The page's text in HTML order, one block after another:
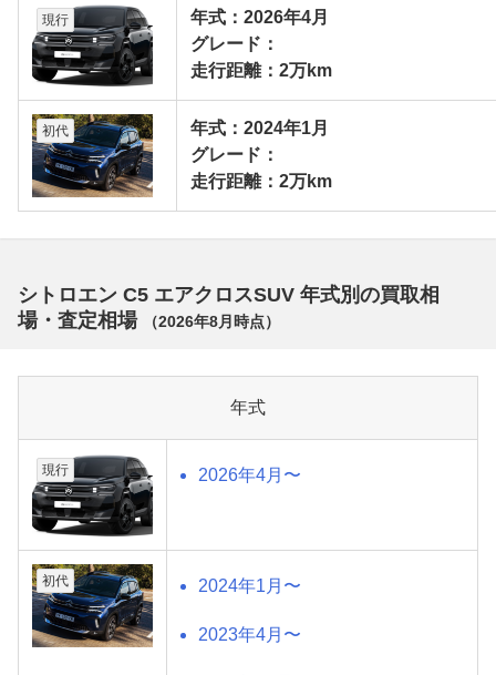
現行
年式：2026年4月
グレード：
走行距離：2万km
初代
年式：2024年1月
グレード：
走行距離：2万km
シトロエン C5 エアクロスSUV 年式別の買取相
場・査定相場
（2026年8月 時点）
年式
現行 2026年4月〜
初代 2024年1月〜
2023年4月〜